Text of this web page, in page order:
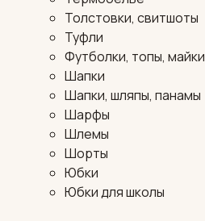
Толстовки, свитшоты
Туфли
Футболки, топы, майки
Шапки
Шапки, шляпы, панамы
Шарфы
Шлемы
Шорты
Юбки
Юбки для школы